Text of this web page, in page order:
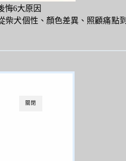
悔6大原因
柴犬個性、顏色差異、照顧痛點到
關閉